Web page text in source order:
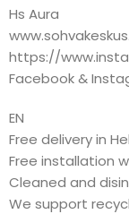
Hs Aura
https://
Facebook &
EN
Free delivery in
Free installation
Cleaned and
We support